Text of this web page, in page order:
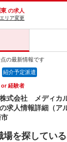
の求人
リア変更
の最新情報です
紹介予定派遣
or 経験者
式会社 メディカ
求人情報詳細（ア
場を探してい